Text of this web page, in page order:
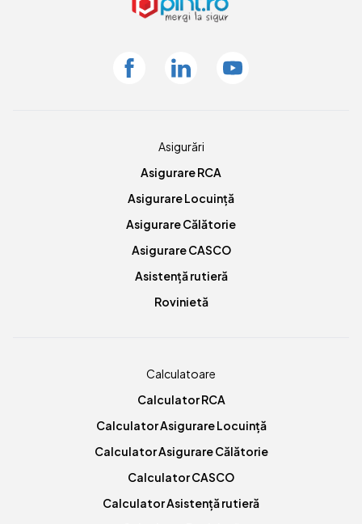
FacebookLinkedin Youtube
Asigurări
Asigurare RCA
Asigurare Locuință
Asigurare Călătorie
Asigurare CASCO
Asistență rutieră
Rovinietă
Calculatoare
Calculator RCA
Calculator Asigurare Locuință
Calculator Asigurare Călătorie
Calculator CASCO
Calculator Asistență rutieră